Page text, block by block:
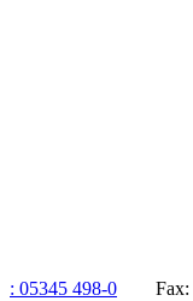
: 05345 498-0 Fax: